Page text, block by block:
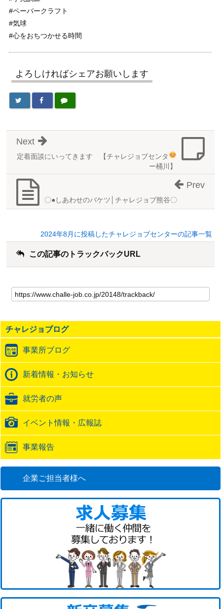
#ペーパークラフト
#気球
#心をおちつかせる時間
よろしければシェアお願いします
定着面談にいってきます 【チャレジョブセンタ
ー桶川】
Next
〇●しあわせのバケツ│チャレジョブ熊谷〇
Prev
2024年8月に投稿したチャレジョブセンターの記事一覧
この記事のトラックバックURL
の
記
の
ト
ラ
ッ
ク
バ
ッ
URL
チャレジョブログ
事業所ブログ
新着情報・お知らせ
就労者の声
イベント情報・広報誌
事業報告
企業ご担当者様へ